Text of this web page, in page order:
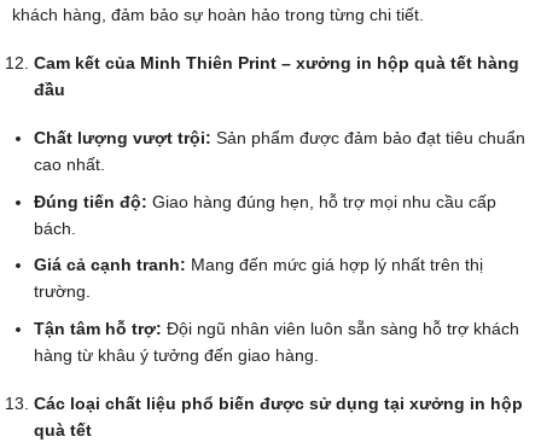
khách hàng, đảm bảo sự hoàn hảo trong từng chi tiết.
Cam kết của Minh Thiên Print – xưởng in hộp quà tết hàng
đầu
Chất lượng vượt trội: Sản phẩm được đảm bảo đạt tiêu chuẩn
cao nhất.
Đúng tiến độ: Giao hàng đúng hẹn, hỗ trợ mọi nhu cầu cấp
bách.
Giá cả cạnh tranh: Mang đến mức giá hợp lý nhất trên thị
trường.
Tận tâm hỗ trợ: Đội ngũ nhân viên luôn sẵn sàng hỗ trợ khách
hàng từ khâu ý tưởng đến giao hàng.
Các loại chất liệu phổ biến được sử dụng tại xưởng in hộp
quà tết